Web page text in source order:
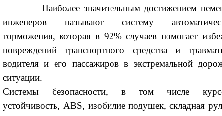
Наиболее значительным достижением
инженеров называют систему
торможения, которая в 92% случаев помогает
повреждений транспортного средства и
водителя и его пассажиров в экстремальной
ситуации.
Системы безопасности, в том числе
устойчивость, ABS, изобилие подушек, складная